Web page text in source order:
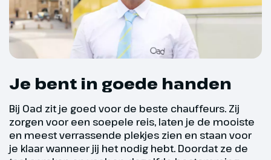
Edinburgh
Vandaag gaan we de Schotse
hoofdstad Edinburgh ontdekken.
Onder leiding van een lokale gids
leren we alles over deze
prachtige historische stad. We
rijden over de Royal Mile en zien
Holyrood House en natuurlijk het
eeuwenoude Edinburgh Castle
Je bent in goede handen
Bij Oad zit je goed voor de beste chauffeurs. Zij
zorgen voor een soepele reis, laten je de mooiste
en meest verrassende plekjes zien en staan voor
je klaar wanneer jij het nodig hebt. Doordat ze de